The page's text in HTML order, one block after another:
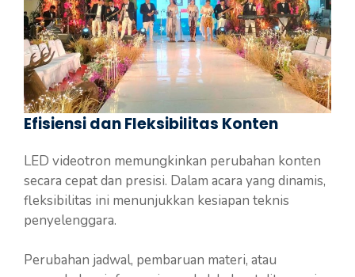
Efisiensi dan Fleksibilitas Konten
LED videotron memungkinkan perubahan konten
secara cepat dan presisi. Dalam acara yang dinamis,
fleksibilitas ini menunjukkan kesiapan teknis
penyelenggara.
Perubahan jadwal, pembaruan materi, atau